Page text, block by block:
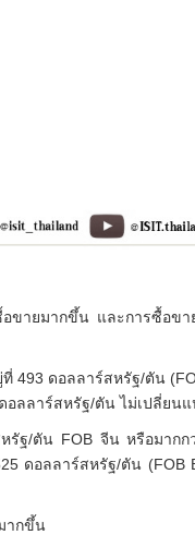
ขายมากขึ้น และการซื้อข
493 ดอลลาร์สหรัฐ/ตัน
อลลาร์สหรัฐ/ตัน ไม่เปลี่ยน
รัฐ/ตัน FOB จีน หรือมาก
ดอลลาร์สหรัฐ/ตัน (FOB
ากขึ้น